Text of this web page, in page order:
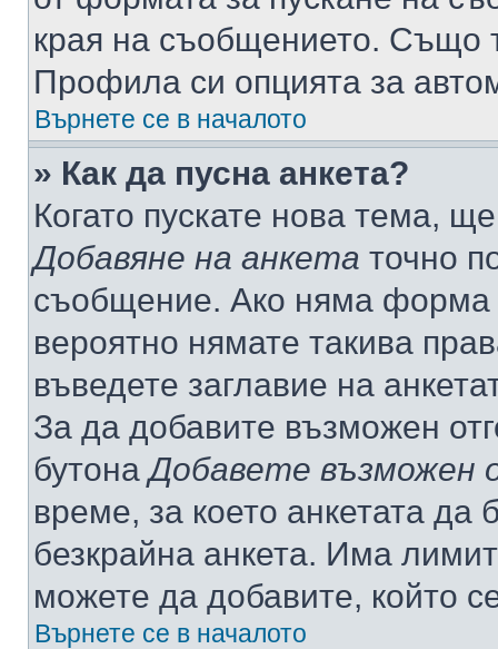
края на съобщението. Също
Профила си опцията за
Върнете се в началото
» Как да пусна анкета?
Когато пускате нова тема,
Добавяне на анкета точно
съобщение. Ако няма форма
вероятно нямате такива
въведете заглавие на
За да добавите възможен
бутонаДобавете възможен
време, за което анкетата да
безкрайна анкета. Има
можете да добавите, който
Върнете се в началото